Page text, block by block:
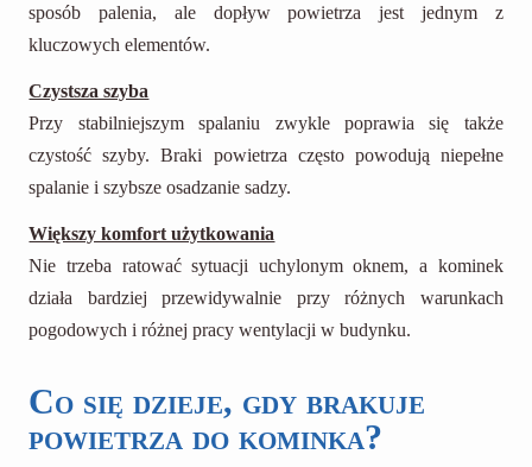
sposób palenia, ale dopływ powietrza jest jednym z
kluczowych elementów.
Czystsza szyba
Przy stabilniejszym spalaniu zwykle poprawia się także
czystość szyby. Braki powietrza często powodują niepełne
spalanie i szybsze osadzanie sadzy.
Większy komfort użytkowania
Nie trzeba ratować sytuacji uchylonym oknem, a kominek
działa bardziej przewidywalnie przy różnych warunkach
pogodowych i różnej pracy wentylacji w budynku.
Co się dzieje, gdy brakuje
powietrza do kominka?